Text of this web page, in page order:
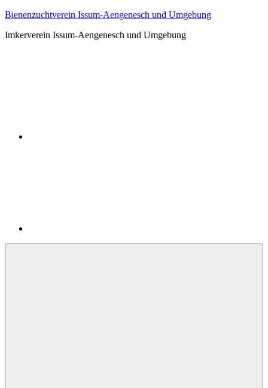
Zum
springen
Bienenzuchtverein Issum-Aengenesch und Umgebung
Imkerverein Issum-Aengenesch und Umgebung